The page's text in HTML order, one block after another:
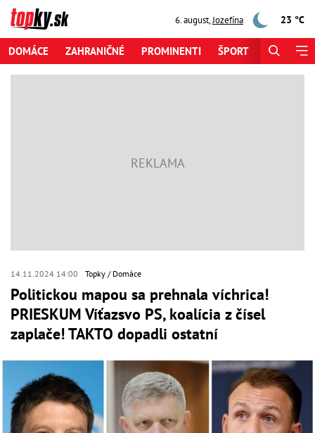
6. august,Jozefína 23 °C
DOMÁCE ZAHRANIČNÉ PROMINENTI ŠPORT
14.11.2024 14:00 Topky Domáce
Politickou mapou sa prehnala víchrica!
PRIESKUM Víťazsvo PS, koalícia z čísel
zaplače! TAKTO dopadli ostatní